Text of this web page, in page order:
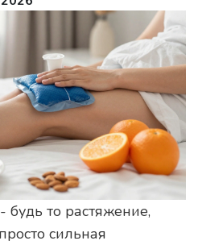
то растяжение,
сильная